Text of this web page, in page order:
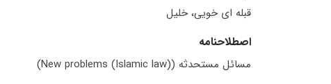
قبله ای خویی، خلیل
اصطلاحنامه
مسائل مستحدثه (New problems (Islamic law))